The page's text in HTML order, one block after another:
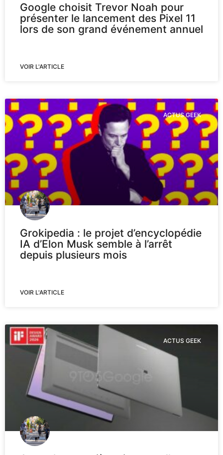
Google choisit Trevor Noah pour
présenter le lancement des Pixel 11
lors de son grand événement annuel
VOIR L'ARTICLE
ACTUS GEEK
Grokipedia : le projet d’encyclopédie
IA d’Elon Musk semble à l’arrêt
depuis plusieurs mois
VOIR L'ARTICLE
ACTUS GEEK